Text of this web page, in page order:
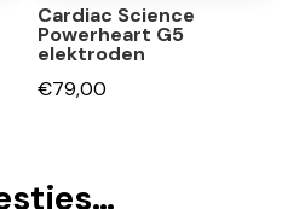
Cardiac Science
Powerheart G5
elektroden
€79,00